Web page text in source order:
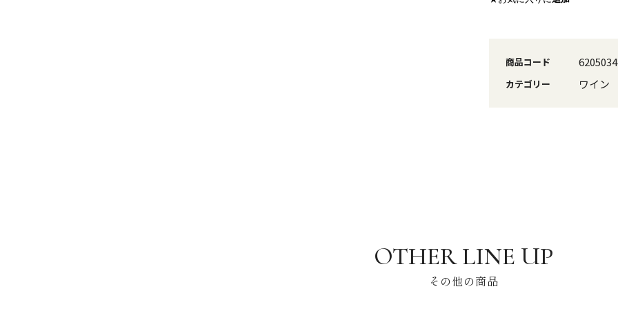
商品コード 6205034
カテゴリー ワイン
その他の商品